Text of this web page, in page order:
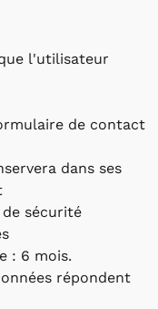
l'utilisateur
de contact
dans ses
sécurité
: 6 mois.
répondent